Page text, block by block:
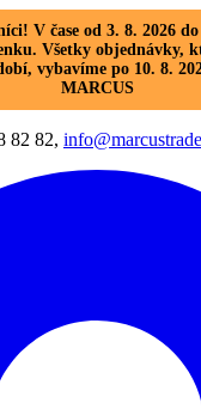
V čase od 3. 8. 2026 do
Všetky objednávky,
vybavíme po 10. 8.
MARCUS
82 82,